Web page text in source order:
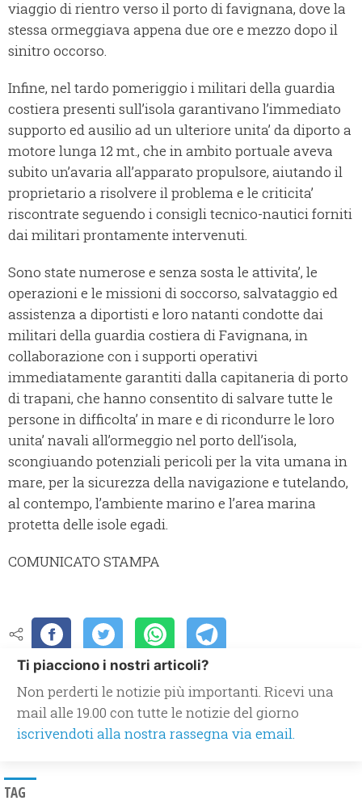
viaggio di rientro verso il porto di favignana, dove la
stessa ormeggiava appena due ore e mezzo dopo il
sinitro occorso.
Infine, nel tardo pomeriggio i militari della guardia
costiera presenti sull’isola garantivano l’immediato
supporto ed ausilio ad un ulteriore unita’ da diporto a
motore lunga 12 mt., che in ambito portuale aveva
subito un’avaria all’apparato propulsore, aiutando il
proprietario a risolvere il problema e le criticita’
riscontrate seguendo i consigli tecnico-nautici forniti
dai militari prontamente intervenuti.
Sono state numerose e senza sosta le attivita’, le
operazioni e le missioni di soccorso, salvataggio ed
assistenza a diportisti e loro natanti condotte dai
militari della guardia costiera di Favignana, in
collaborazione con i supporti operativi
immediatamente garantiti dalla capitaneria di porto
di trapani, che hanno consentito di salvare tutte le
persone in difficolta’ in mare e di ricondurre le loro
unita’ navali all’ormeggio nel porto dell’isola,
scongiuando potenziali pericoli per la vita umana in
mare, per la sicurezza della navigazione e tutelando,
al contempo, l’ambiente marino e l’area marina
protetta delle isole egadi.
COMUNICATO STAMPA
Ti piacciono i nostri articoli?
Non perderti le notizie più importanti. Ricevi una
mail alle 19.00 con tutte le notizie del giorno
iscrivendoti alla nostra rassegna via email.
TAG